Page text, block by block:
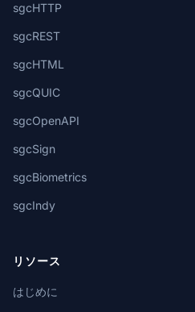
sgcHTTP
sgcREST
sgcHTML
sgcQUIC
sgcOpenAPI
sgcSign
sgcBiometrics
sgcIndy
リソース
はじめに